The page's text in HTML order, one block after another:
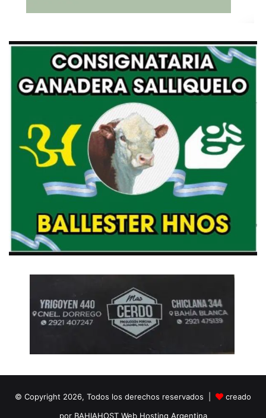
© Copyright 2026, Todos los derechos reservados |
creado
por BAHIAHOST Web Hosting Argentina